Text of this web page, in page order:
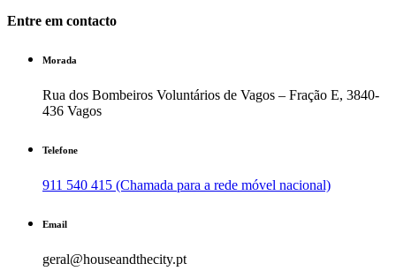
Entre em contacto
Morada
Rua dos Bombeiros Voluntários de Vagos – Fração E, 3840-
436 Vagos
Telefone
911 540 415 (Chamada para a rede móvel nacional)
Email
geral@houseandthecity.pt